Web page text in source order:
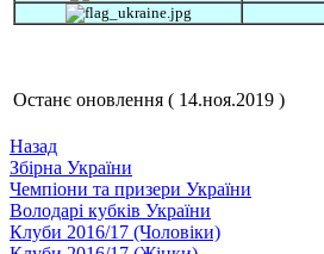
Останє оновлення ( 14.ноя.2019 )
Назад
Збiрна України
Чемпіони та призери України
Володарі кубків України
Клуби 2016/17 (Чоловiки)